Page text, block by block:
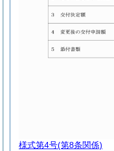
様式第4号(第8条関係)